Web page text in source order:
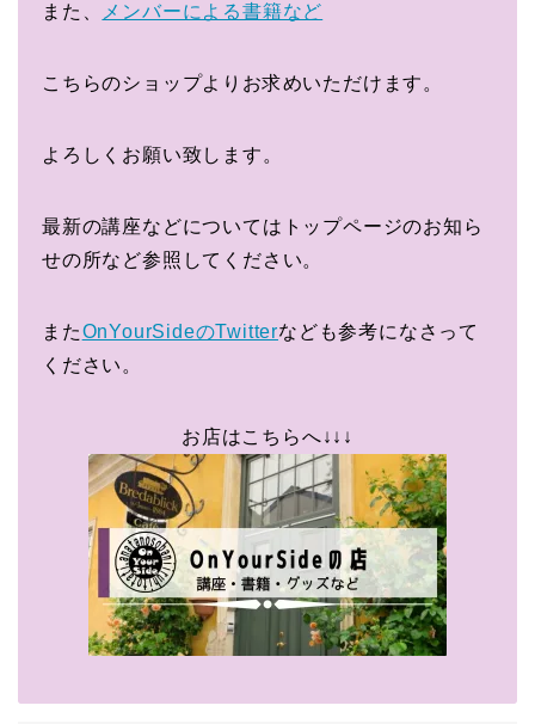
また、 メンバーによる書籍など
こちらのショップよりお求めいただけます。
よろしくお願い致します。
最新の講座などについてはトップページのお知ら
せの所など参照してください。
またOnYourSideのTwitterなども参考になさって
ください。
お店はこちらへ↓↓↓